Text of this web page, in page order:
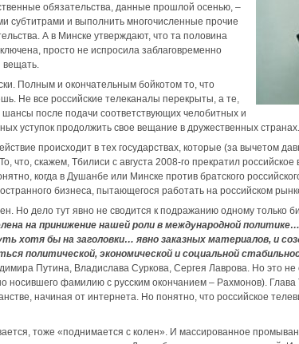
обязательства, данные прошлой осенью, –
субтитрами и выполнить многочисленные прочие
А в Минске утверждают, что та половина
просто не испросила заблаговременно
вещать.
Полным и окончательным бойкотом то, что
Не все российские телеканалы перекрыты, а те,
после подачи соответствующих челобитных и
уступок продолжить свое вещание в дружественных странах.
происходит в тех государствах, которые (за вычетом
что, скажем, Тбилиси с августа 2008-го прекратил
когда в Душанбе или Минске против братского
бизнеса, пытающегося работать на российском
Но дело тут явно не сводится к подражанию одному только
на принижение нашей роли в международной
хотя бы на заголовки… явно заказных материалов, и
политической, экономической и социальной
Путина, Владислава Суркова, Сергея Лаврова. Но это
носившего фамилию с русским окончанием – Рахмонов). Глава
начиная от интернета. Но понятно, что российское
тоже «поднимается с колен». И массированное